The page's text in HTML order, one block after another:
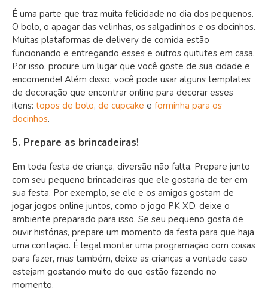
É uma parte que traz muita felicidade no dia dos pequenos.
O bolo, o apagar das velinhas, os salgadinhos e os docinhos.
Muitas plataformas de delivery de comida estão
funcionando e entregando esses e outros quitutes em casa.
Por isso, procure um lugar que você goste de sua cidade e
encomende! Além disso, você pode usar alguns templates
de decoração que encontrar online para decorar esses
itens: topos de bolo, de cupcake e forminha para os
docinhos.
5. Prepare as brincadeiras!
Em toda festa de criança, diversão não falta. Prepare junto
com seu pequeno brincadeiras que ele gostaria de ter em
sua festa. Por exemplo, se ele e os amigos gostam de
jogar jogos online juntos, como o jogo PK XD, deixe o
ambiente preparado para isso. Se seu pequeno gosta de
ouvir histórias, prepare um momento da festa para que haja
uma contação. É legal montar uma programação com coisas
para fazer, mas também, deixe as crianças a vontade caso
estejam gostando muito do que estão fazendo no
momento.